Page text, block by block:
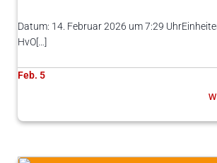
Datum: 14. Februar 2026 um 7:29
HvO[…]
Feb. 5